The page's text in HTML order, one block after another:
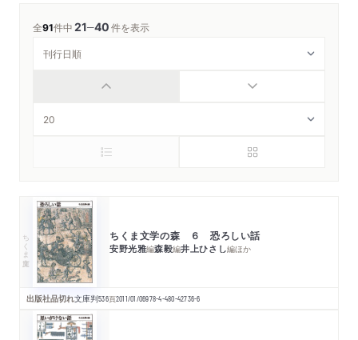
全91件中21─40件を表示
ちくま文庫 ちくま文学の森 ６ 恐ろしい話
安野光雅編森毅編井上ひさし編ほか
出版社品切れ文庫判536頁2011/01/06978-4-480-42736-6